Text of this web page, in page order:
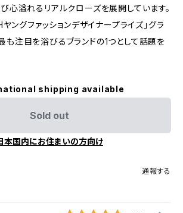
心溢れるリアルクローズを展開しています。
ングファッションデザイナープライズ」グラ
も注目を浴びるブランドの1つとして話題を
shipping available
Sold out
本国内にお住まいの方向け
通報する